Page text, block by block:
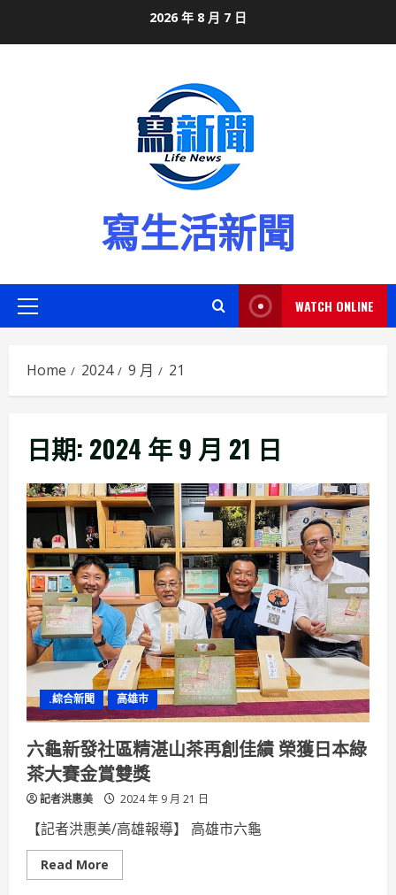
2026 年 8 月 7 日
寫生活新聞
Primary
WATCH ONLINE
Home 2024 9 月 21
日期: 2024 年 9 月 21 日
.綜合新聞 高雄市
六龜新發社區精湛山茶再創佳績 榮獲日本綠
茶大賽金賞雙獎
記者洪惠美 2024 年 9 月 21 日
【記者洪惠美/高雄報導】 高雄市六龜
Read More
more